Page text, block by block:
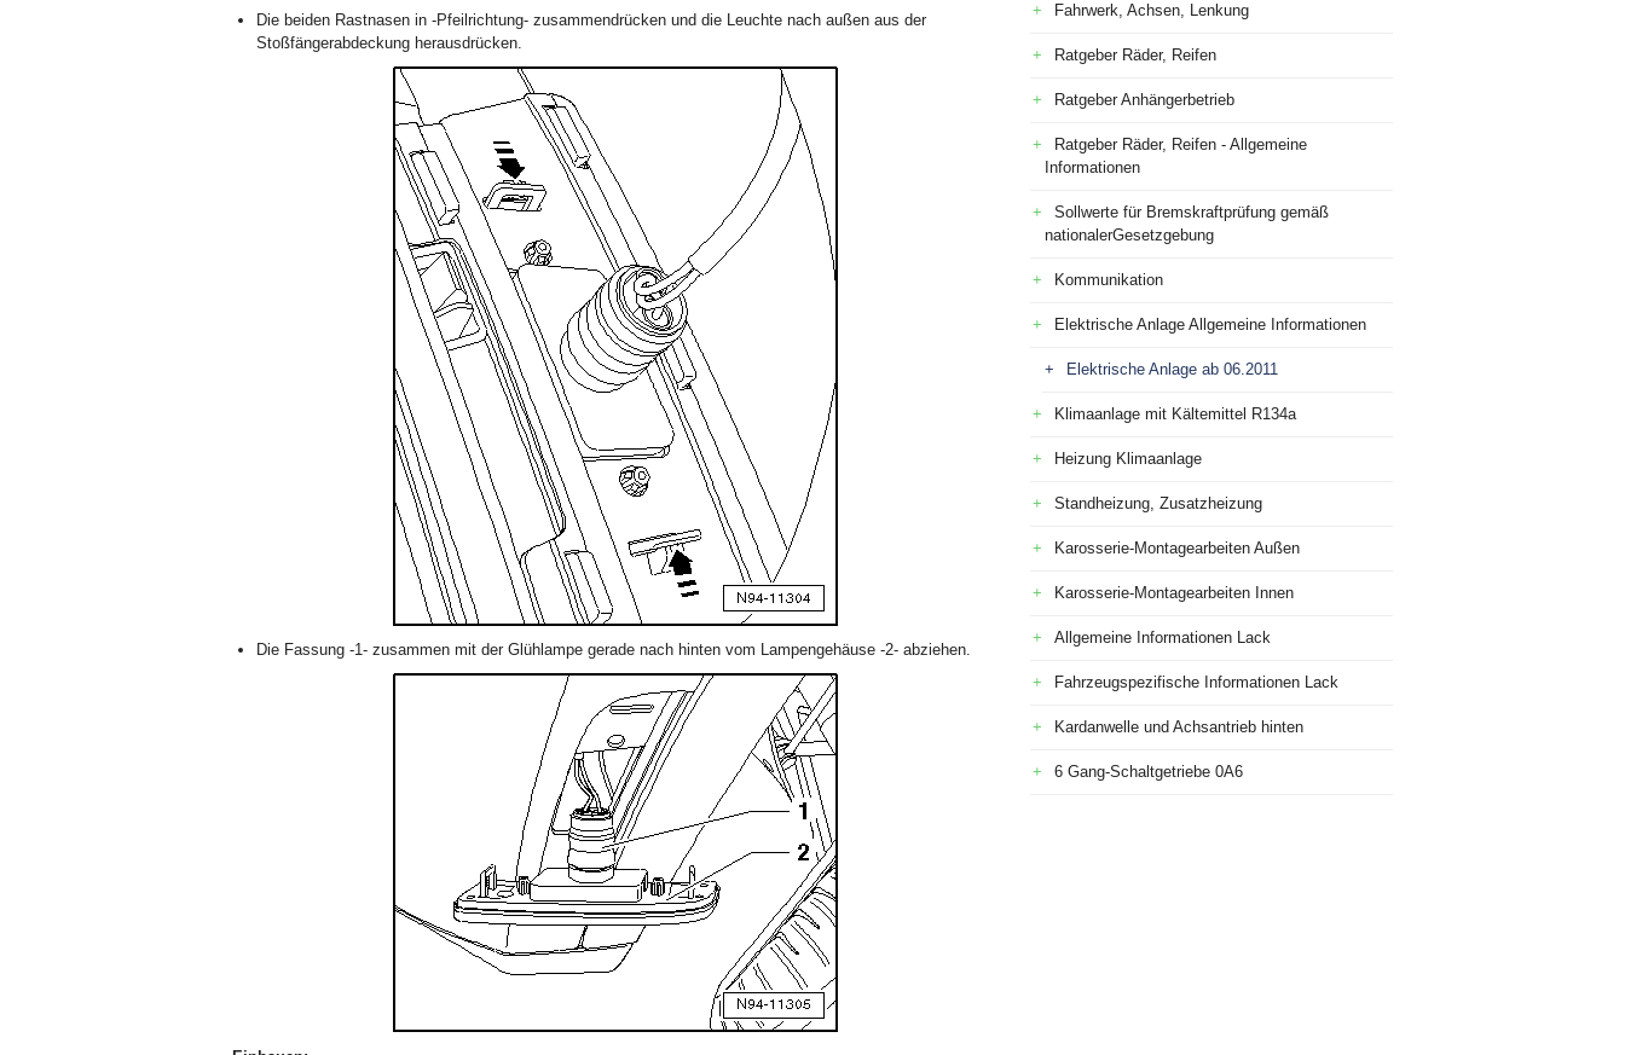
Die beiden Rastnasen in -Pfeilrichtung- zusammendrücken und die Leuchte nach außen aus der
Stoßfängerabdeckung herausdrücken.
Die Fassung -1- zusammen mit der Glühlampe gerade nach hinten vom Lampengehäuse -2- abziehen.
Fahrwerk, Achsen, Lenkung
Ratgeber Räder, Reifen
Ratgeber Anhängerbetrieb
Ratgeber Räder, Reifen - Allgemeine
Informationen
Sollwerte für Bremskraftprüfung gemäß
nationalerGesetzgebung
Kommunikation
Elektrische Anlage Allgemeine Informationen
Elektrische Anlage ab 06.2011
Klimaanlage mit Kältemittel R134a
Heizung Klimaanlage
Standheizung, Zusatzheizung
Karosserie-Montagearbeiten Außen
Karosserie-Montagearbeiten Innen
Allgemeine Informationen Lack
Fahrzeugspezifische Informationen Lack
Kardanwelle und Achsantrieb hinten
6 Gang-Schaltgetriebe 0A6